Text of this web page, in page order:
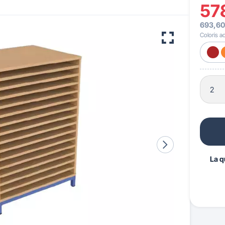
Accessibilité PMR
Coloris
La